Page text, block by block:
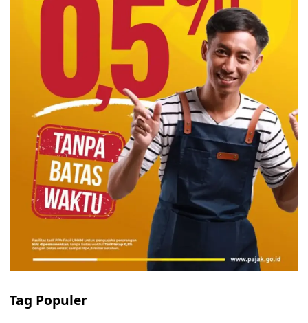
Tag Populer